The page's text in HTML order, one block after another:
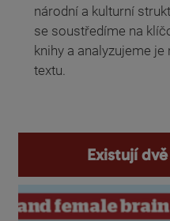
národní a kulturní
se soustředíme na
knihy a analyzujeme
textu.
Existují